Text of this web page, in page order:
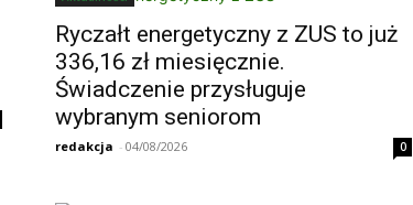
Ryczałt energetyczny z ZUS to już
336,16 zł miesięcznie.
Świadczenie przysługuje
wybranym seniorom
redakcja - 04/08/2026 0